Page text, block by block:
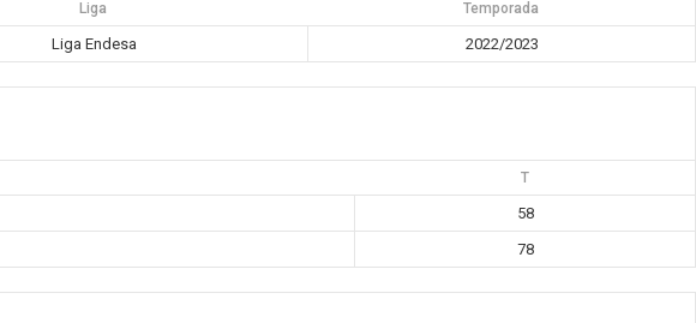
Liga Temporada
Liga Endesa 2022/2023
T
58
78